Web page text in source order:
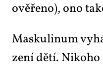
ově­ře­no), ono
Mas­ku­li­num
ze­ní dě­tí.